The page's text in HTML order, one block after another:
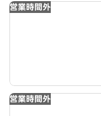
営業時間外
営業時間外